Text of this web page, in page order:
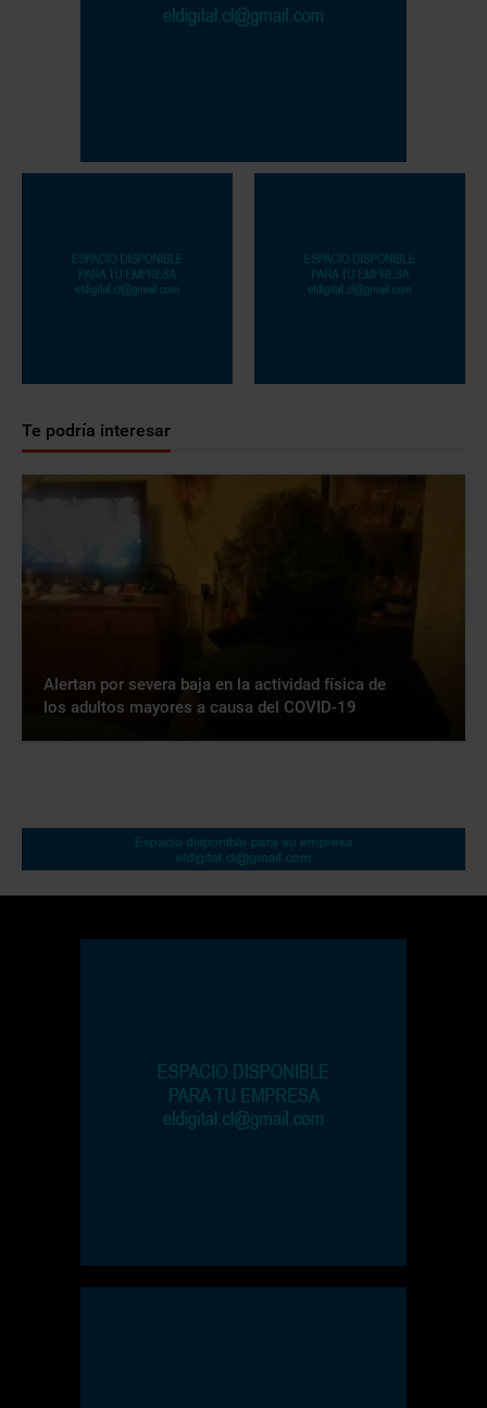
Te podría interesar
Alertan por severa baja en la actividad física de
los adultos mayores a causa del COVID-19